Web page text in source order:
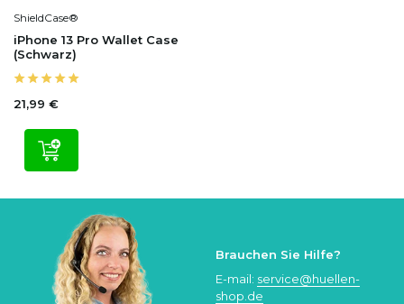
ShieldCase®
iPhone 13 Pro Wallet Case
(Schwarz)
21,99 €
Brauchen Sie Hilfe?
E-mail: service@huellen-
shop.de